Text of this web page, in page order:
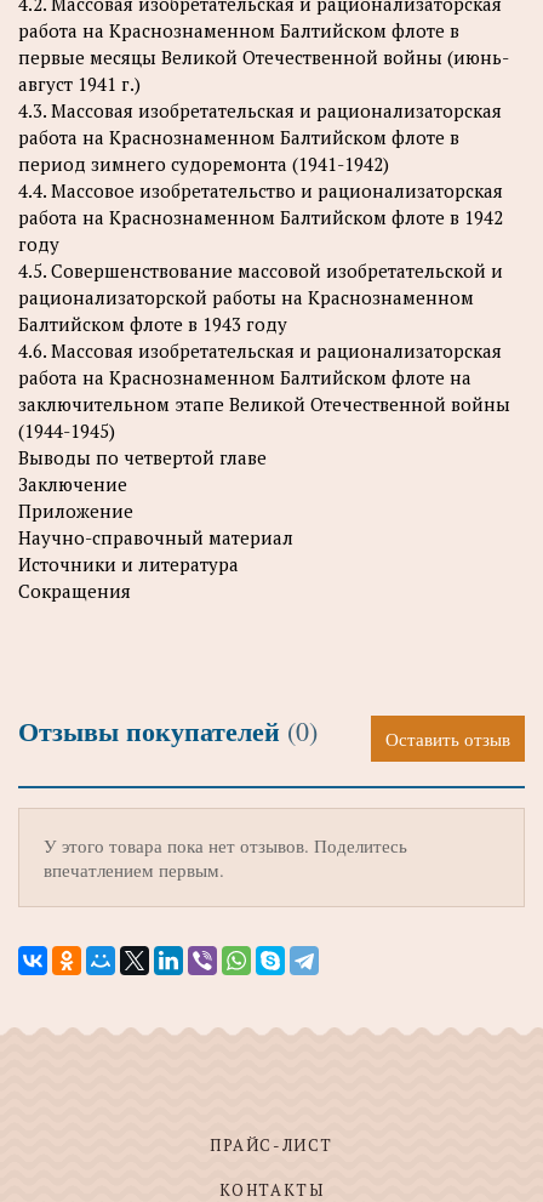
работа на Краснознаменном Балтийском флоте в
первые месяцы Великой Отечественной войны (июнь-
август 1941 г.)
4.3. Массовая изобретательская и рационализаторская
работа на Краснознаменном Балтийском флоте в
период зимнего судоремонта (1941-1942)
4.4. Массовое изобретательство и рационализаторская
работа на Краснознаменном Балтийском флоте в 1942
году
4.5. Совершенствование массовой изобретательской и
рационализаторской работы на Краснознаменном
Балтийском флоте в 1943 году
4.6. Массовая изобретательская и рационализаторская
работа на Краснознаменном Балтийском флоте на
заключительном этапе Великой Отечественной войны
(1944-1945)
Выводы по четвертой главе
Заключение
Приложение
Научно-справочный материал
Источники и литература
Сокращения
Отзывы покупателей (0) Оставить отзыв
У этого товара пока нет отзывов. Поделитесь
впечатлением первым.
ПРАЙС-ЛИСТ
КОНТАКТЫ